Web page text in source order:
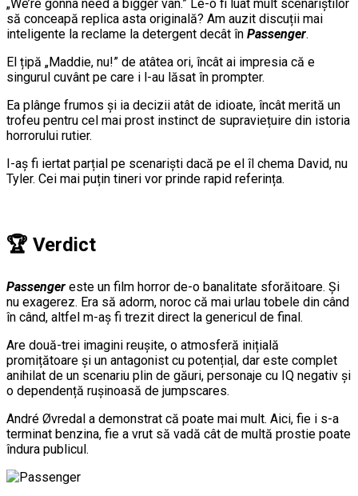
„We’re gonna need a bigger van.” Le-o fi luat mult scenariștilor
să conceapă replica asta originală? Am auzit discuții mai
inteligente la reclame la detergent decât în Passenger.
El țipă „Maddie, nu!” de atâtea ori, încât ai impresia că e
singurul cuvânt pe care i l-au lăsat în prompter.
Ea plânge frumos și ia decizii atât de idioate, încât merită un
trofeu pentru cel mai prost instinct de supraviețuire din istoria
horrorului rutier.
I-aș fi iertat parțial pe scenariști dacă pe el îl chema David, nu
Tyler. Cei mai puțin tineri vor prinde rapid referința.
🏆 Verdict
Passenger este un film horror de-o banalitate sforăitoare. Și
nu exagerez. Era să adorm, noroc că mai urlau tobele din când
în când, altfel m-aș fi trezit direct la genericul de final.
Are două-trei imagini reușite, o atmosferă inițială
promițătoare și un antagonist cu potențial, dar este complet
anihilat de un scenariu plin de găuri, personaje cu IQ negativ și
o dependență rușinoasă de jumpscares.
André Øvredal a demonstrat că poate mai mult. Aici, fie i s-a
terminat benzina, fie a vrut să vadă cât de multă prostie poate
îndura publicul.